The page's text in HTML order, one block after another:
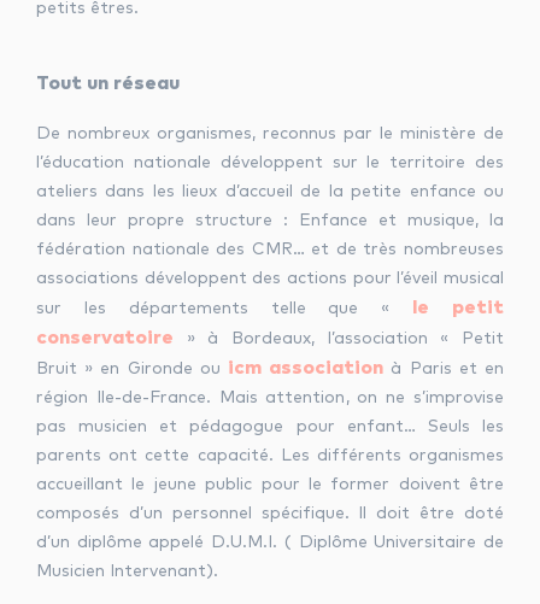
petits êtres.
Tout un réseau
De nombreux organismes, reconnus par le ministère de
l’éducation nationale développent sur le territoire des
ateliers dans les lieux d’accueil de la petite enfance ou
dans leur propre structure : Enfance et musique, la
fédération nationale des CMR… et de très nombreuses
associations développent des actions pour l’éveil musical
sur les départements telle que «
le petit
conservatoire » à Bordeaux, l’association « Petit
Bruit » en Gironde ou icm association à Paris et en
région Ile-de-France. Mais attention, on ne s’improvise
pas musicien et pédagogue pour enfant… Seuls les
parents ont cette capacité. Les différents organismes
accueillant le jeune public pour le former doivent être
composés d’un personnel spécifique. Il doit être doté
d’un diplôme appelé D.U.M.I. ( Diplôme Universitaire de
Musicien Intervenant).